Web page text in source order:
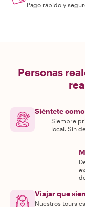
Pago rápido y
Personas
Siéntete
Siempre
local. Sin
Viajar que
Nuestros tours